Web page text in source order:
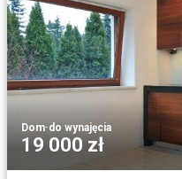
Dom·do wynajęcia
19 000 zł